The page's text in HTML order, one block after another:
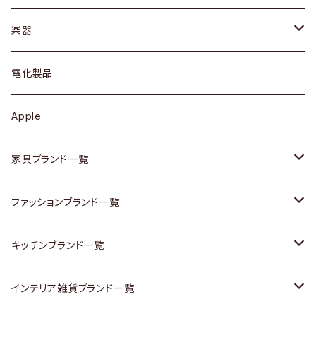
シェルフ
キュリオケース / 飾り棚
カップボード / 食器棚
チェスト
その他家具
Vintageヴィンテージ / Antiqueアンティーク
Designers / デザイナーズ
トップス
ワンピース
ボトムス
靴
スカーフ
腕時計
Vintage / ヴィンテージ
カトラリー
ケトル / ティーポット
鍋 / フライパン
Vintage / ヴィンテージ
銀製品
和物 / 作家物
その他キッチン雑貨
dahon
楽器
ギター
ベース
その他楽器
電化製品
Apple
家具ブランド一覧
ACME Furniture / アクメ ファニチャー
ACTUS / アクタス
arflex / アルフレックス
ファッションブランド一覧
agnes b / アニエス ベー
BALLY / バリー
キッチンブランド一覧
ARABIA / アラビア
インテリア雑貨ブランド一覧